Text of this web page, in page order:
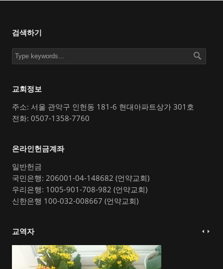
검색하기
교회정보
주소: 서울 관악구 인헌동 181-6 현대아파트상가 301호
전화: 0507-1358-7760
온라인헌금계좌
일반헌금
국민은행: 206001-04-148682 (언약교회)
우리은행: 1005-901-708-982 (언약교회)
신한은행 100-032-008667 (언약교회)
교역자